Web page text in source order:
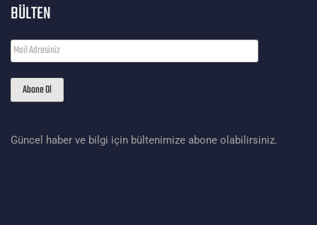
BÜLTEN
Güncel haber ve bilgi için bültenimize abone olabilirsiniz.